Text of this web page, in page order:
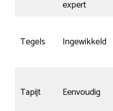
expert
Tegels Ingewikkeld
Tapijt Eenvoudig